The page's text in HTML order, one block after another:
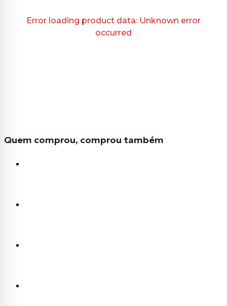
Error loading product data: Unknown error
occurred
Quem comprou, comprou também